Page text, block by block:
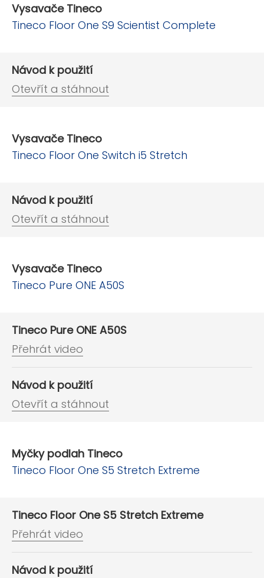
Vysavače Tineco
Tineco Floor One S9 Scientist Complete
Návod k použití
Otevřít a stáhnout
Vysavače Tineco
Tineco Floor One Switch i5 Stretch
Návod k použití
Otevřít a stáhnout
Vysavače Tineco
Tineco Pure ONE A50S
Tineco Pure ONE A50S
Přehrát video
Návod k použití
Otevřít a stáhnout
Myčky podlah Tineco
Tineco Floor One S5 Stretch Extreme
Tineco Floor One S5 Stretch Extreme
Přehrát video
Návod k použití